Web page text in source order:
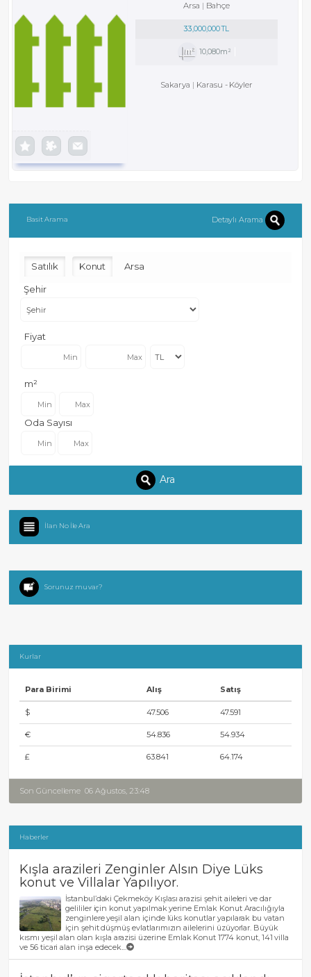
Arsa Bahçe
33,000,000 TL
10,080m²
Sakarya Karasu - Köyler
Basit Arama Detaylı Arama
Satılık Konut Arsa
Şehir
Fiyat
m²
Oda Sayısı
Ara
İlan No İle Ara
Sorunuz mu var?
Kurlar
Para Birimi Alış Satış
$ 47.506 47.591
€ 54.836 54.934
£ 63.841 64.174
Son Güncelleme 06 Ağustos, 23:48
Haberler
Kışla arazileri Zenginler Alsın Diye Lüks
konut ve Villalar Yapılıyor.
İstanbul’daki Çekmeköy Kışlası arazisi şehit aileleri ve dar
gelililer için konut yapılmak yerine Emlak Konut Aracılığıyla
zenginlere yeşil alan içinde lüks konutlar yapılarak bu vatan
için şehit düşmüş evlatlarımızın ailelerini üzüyorlar. Büyük
kısmı yeşil alan olan kışla arazisi üzerine Emlak Konut 1774 konut, 141 villa
ve 56 ticari alan inşa edecek....